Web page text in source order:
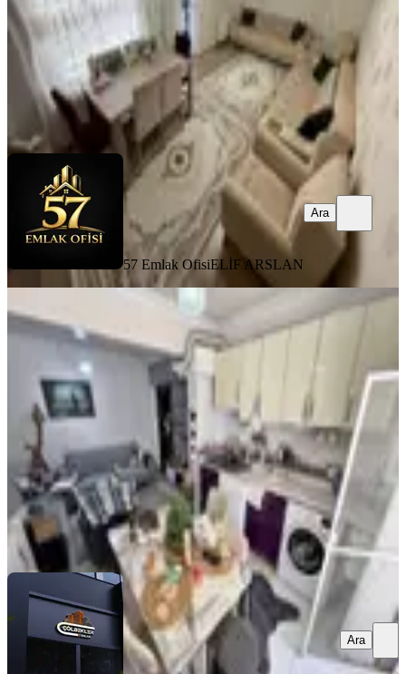
2.850.000 ₺
57 Emlak OfisiELİF ARSLAN
57 Emlak OfisiELİF ARSLAN
Ara
Bademlik Cadde Üzeri Asansör'lü
Bahçe Katı 2+1 Geniş M2 Fırsat!!
Keçiören, Osmangazi Mahallesi
130 m² · 02.08.2026
2.649.000 ₺
KENAN ÇÖLBEKLER EMLAKKENAN ÇÖLBEKLER
Ara
Ara